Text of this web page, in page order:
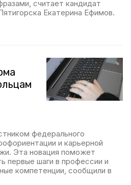
считает кандидат
Екатерина Ефимов.
федерального
и карьерной
Эта новация поможет
первые шаги в профессии и
компетенции, сообщили в